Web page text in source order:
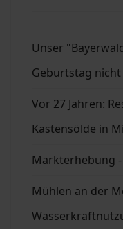
Unser
Geburtstag nicht
Vor 27 Jahren:
Kastensölde in
Markterhebung
Mühlen an der